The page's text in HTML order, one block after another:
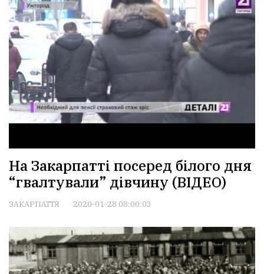
На Закарпатті посеред білого дня
“гвалтували” дівчину (ВІДЕО)
ЗАКАРПАТТЯ 2020-01-28 08:00:03